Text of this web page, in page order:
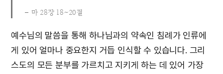
마 28장 18~20절
예수님의 말씀을 통해 하나님과의 약속인 침례가 인류에
게 있어 얼마나 중요한지 거듭 인식할 수 있습니다. 그리
스도의 모든 분부를 가르치고 지키게 하는 데 있어 가장